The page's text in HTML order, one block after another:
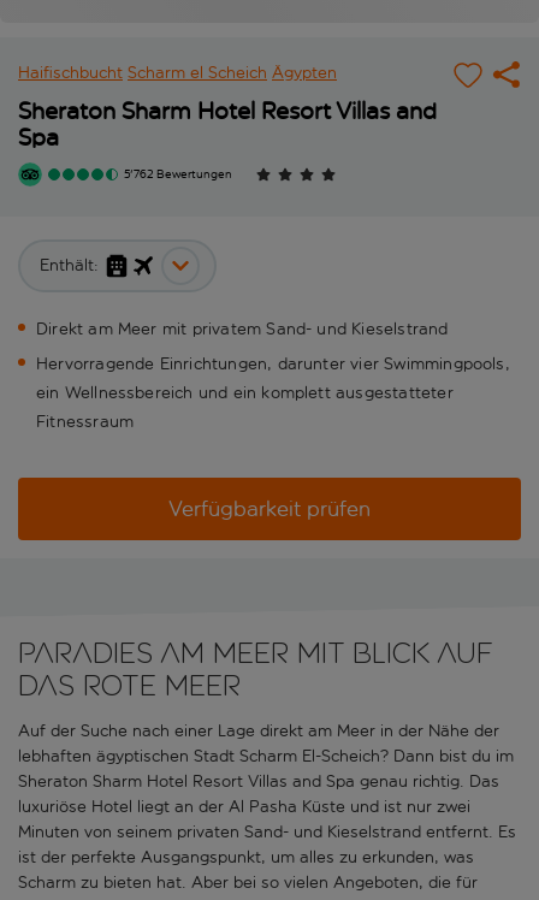
Haifischbucht Scharm el Scheich Ägypten
Sheraton Sharm Hotel Resort Villas and
Spa
5'762 Bewertungen
Enthält:
Direkt am Meer mit privatem Sand- und Kieselstrand
Hervorragende Einrichtungen, darunter vier Swimmingpools,
ein Wellnessbereich und ein komplett ausgestatteter
Fitnessraum
Verfügbarkeit prüfen
PARADIES AM MEER MIT BLICK AUF
DAS ROTE MEER
Auf der Suche nach einer Lage direkt am Meer in der Nähe der
lebhaften ägyptischen Stadt Scharm El-Scheich? Dann bist du im
Sheraton Sharm Hotel Resort Villas and Spa genau richtig. Das
luxuriöse Hotel liegt an der Al Pasha Küste und ist nur zwei
Minuten von seinem privaten Sand- und Kieselstrand entfernt. Es
ist der perfekte Ausgangspunkt, um alles zu erkunden, was
Scharm zu bieten hat. Aber bei so vielen Angeboten, die für